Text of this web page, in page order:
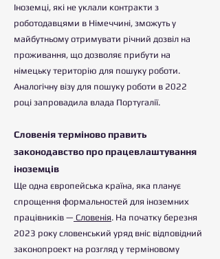
Іноземці, які не уклали контракти з
роботодавцями в Німеччині, зможуть у
майбутньому отримувати річний дозвіл на
проживання, що дозволяє прибути на
німецьку територію для пошуку роботи.
Аналогічну візу для пошуку роботи в 2022
році запровадила влада Португалії.
Словенія терміново править
законодавство про працевлаштування
іноземців
Ще одна європейська країна, яка планує
спрощення формальностей для іноземних
працівників — Словенія. На початку березня
2023 року словенський уряд вніс відповідний
законопроект на розгляд у терміновому